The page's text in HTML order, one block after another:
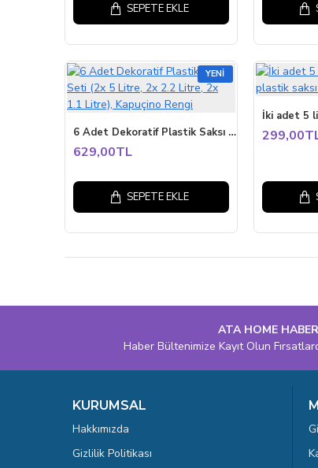
SEPETE EKLE
YENI
6 Adet Dekoratif Plastik Saksı Seti (2x 5 Litre, 2x 2.2 Litre, 2x 1.1 Litre), Kapuçino Rengi
629,00TL
SEPETE EKLE
ATA HOME
Haber Bültenimize Kayıt Olun
KURUMSAL
Hakkımızda
Gizlilik Politikası